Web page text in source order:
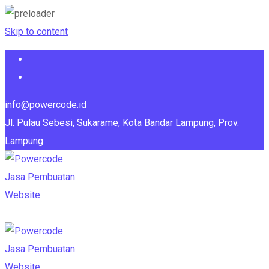
Skip to content
info@powercode.id
Jl. Pulau Sebesi, Sukarame, Kota Bandar Lampung, Prov.
Lampung